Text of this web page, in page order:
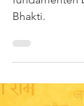
10 jan 2021 3
Bhakti:
In de
fundamenten